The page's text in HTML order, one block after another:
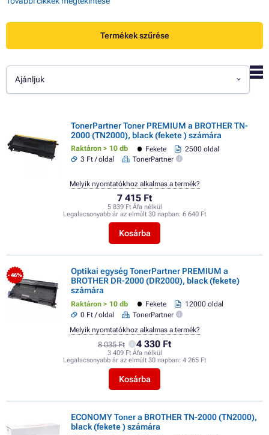
Termékek szűrése
Ajánljuk
TonerPartner Toner PREMIUM a BROTHER TN-
2000 (TN2000), black (fekete ) számára
Raktáron > 10 db Fekete
2500 oldal
3 Ft / oldal
TonerPartner
7 415 Ft
5 839 Ft Áfa nélkül
Legalacsonyabb ár az elmúlt 30 napban: 6 640 Ft
Kosárba
Melyik nyomtatókhoz alkalmas a termék?
- 46%
Optikai egység TonerPartner PREMIUM a
BROTHER DR-2000 (DR2000), black (fekete)
számára
Raktáron > 10 db Fekete
12000 oldal
0 Ft / oldal
TonerPartner
8 035 Ft 4 330 Ft
3 409 Ft Áfa nélkül
Legalacsonyabb ár az elmúlt 30 napban: 4 265 Ft
Kosárba
Melyik nyomtatókhoz alkalmas a termék?
ECONOMY Toner a BROTHER TN-2000 (TN2000),
black (fekete ) számára